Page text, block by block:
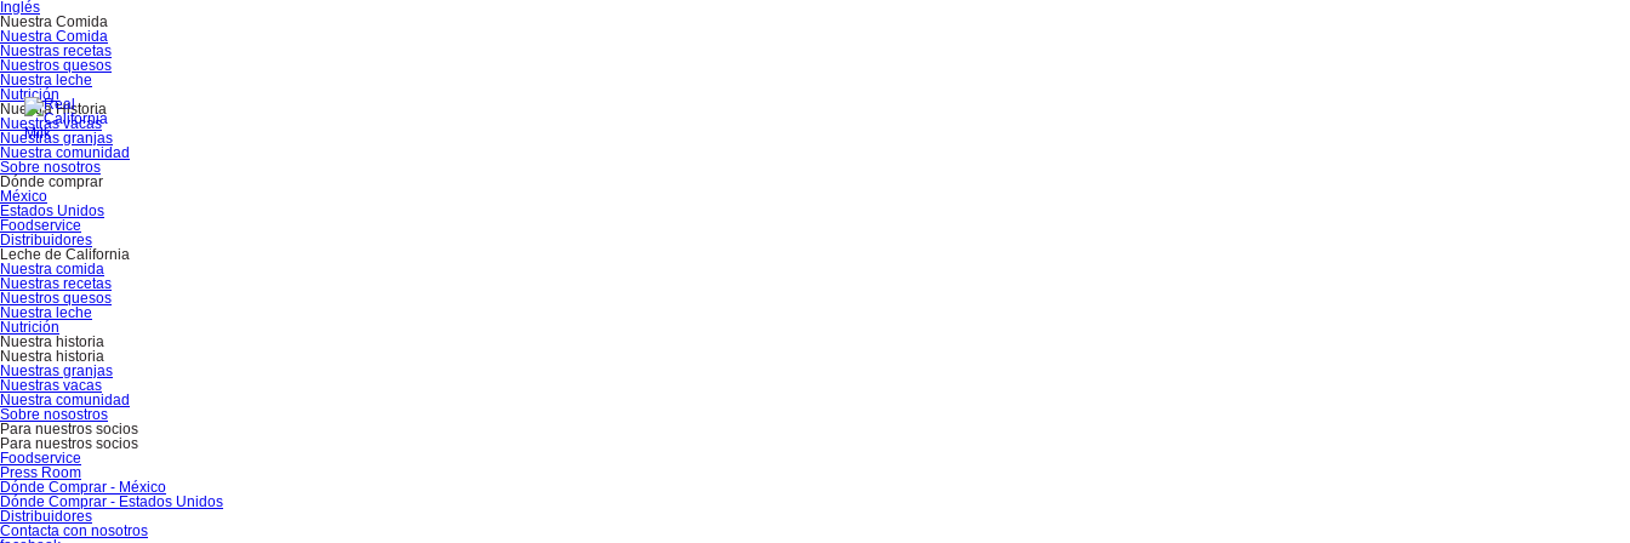
Inglés
Nuestra Comida
Nuestra Comida
Nuestras recetas
Nuestros quesos
Nuestra leche
Nutrición
Nuestra Historia
Nuestras vacas
Nuestras granjas
Nuestra comunidad
Sobre nosotros
Dónde comprar
México
Estados Unidos
Foodservice
Distribuidores
Leche de California
Nuestra comida
Nuestras recetas
Nuestros quesos
Nuestra leche
Nutrición
Nuestra historia
Nuestra historia
Nuestras granjas
Nuestras vacas
Nuestra comunidad
Sobre nosostros
Para nuestros socios
Para nuestros socios
Foodservice
Press Room
Dónde Comprar - México
Dónde Comprar - Estados Unidos
Distribuidores
Contacta con nosotros